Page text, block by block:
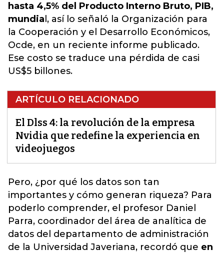
hasta 4,5% del Producto Interno Bruto, PIB,
mundia l, así lo señaló la Organización para
la Cooperación y el Desarrollo Económicos,
Ocde, en un reciente informe publicado.
Ese costo se traduce una pérdida de casi
US$5 billones.
ARTÍCULO RELACIONADO
El Dlss 4: la revolución de la empresa
Nvidia que redefine la experiencia en
videojuegos
Pero, ¿por qué los datos son tan
importantes y cómo generan riqueza? Para
poderlo comprender, el profesor Daniel
Parra, coordinador del área de analítica de
datos del departamento de administración
de la Universidad Javeriana, recordó que en